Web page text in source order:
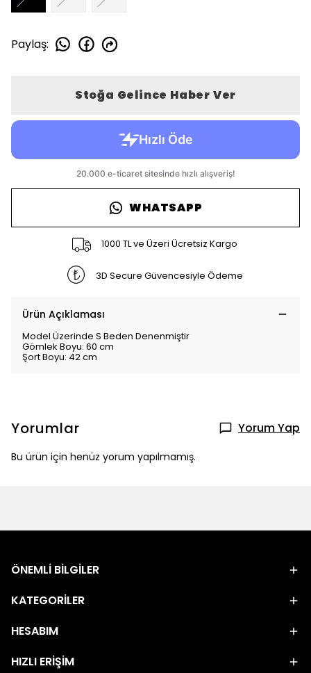
Paylaş:
Stoğa Gelince Haber Ver
WHATSAPP
1000 TL ve Üzeri Ücretsiz Kargo
3D Secure Güvencesiyle Ödeme
Ürün Açıklaması
Model Üzerinde S Beden Denenmiştir
Gömlek Boyu: 60 cm
Şort Boyu: 42 cm
Yorumlar Yorum Yap
Bu ürün için henüz yorum yapılmamış.
ÖNEMLİ BİLGİLER
KATEGORİLER
HESABIM
HIZLI ERİŞİM